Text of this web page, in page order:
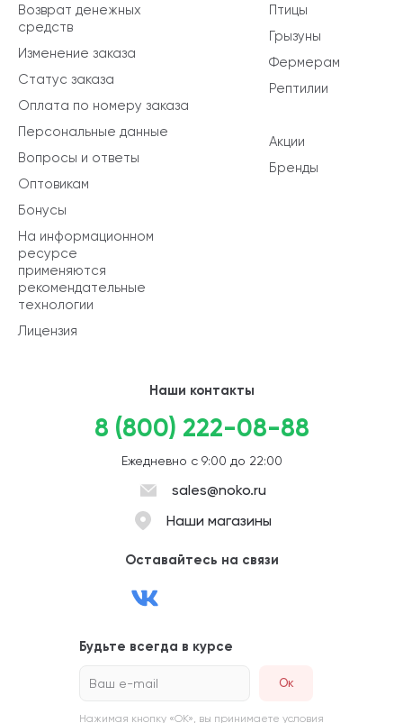
Птицы
Грызуны
Фермерам
Рептилии
Акции
Бренды
Возврат денежных
средств
Изменение заказа
Статус заказа
Оплата по номеру заказа
Персональные данные
Вопросы и ответы
Оптовикам
Бонусы
На информационном
ресурсе
применяются
рекомендательные
технологии
Лицензия
Наши контакты
8 (800) 222-08-88
Ежедневно с 9:00 до 22:00
sales@noko.ru
Наши магазины
Оставайтесь на связи
Будьте всегда в курсе
Ваш e-mail
Нажимая кнопку «ОК», вы принимаете условия